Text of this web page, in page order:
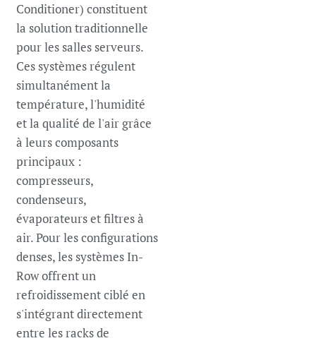
Conditioner) constituent
la solution traditionnelle
pour les salles serveurs.
Ces systèmes régulent
simultanément la
température, l'humidité
et la qualité de l'air grâce
à leurs composants
principaux :
compresseurs,
condenseurs,
évaporateurs et filtres à
air. Pour les configurations
denses, les systèmes In-
Row offrent un
refroidissement ciblé en
s'intégrant directement
entre les racks de